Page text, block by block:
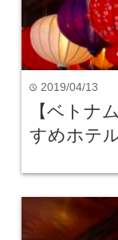
time 2019/04/13
【ベトナ
すめホテ